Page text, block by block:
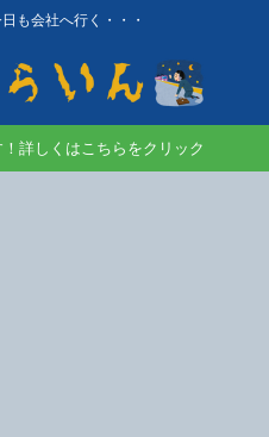
も会社へ行く・・・
詳しくはこちらをクリック